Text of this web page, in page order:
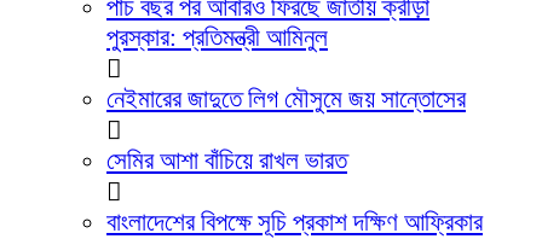
পাঁচ বছর পর আবারও ফিরছে জাতীয় ক্রীড়া
পুরস্কার: প্রতিমন্ত্রী আমিনুল
নেইমারের জাদুতে লিগ মৌসুমে জয় সান্তোসের
সেমির আশা বাঁচিয়ে রাখল ভারত
বাংলাদেশের বিপক্ষে সূচি প্রকাশ দক্ষিণ আফ্রিকার